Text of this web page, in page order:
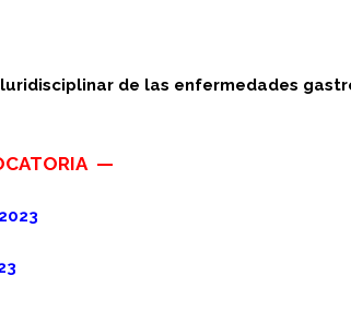
pluridisciplinar de las
—